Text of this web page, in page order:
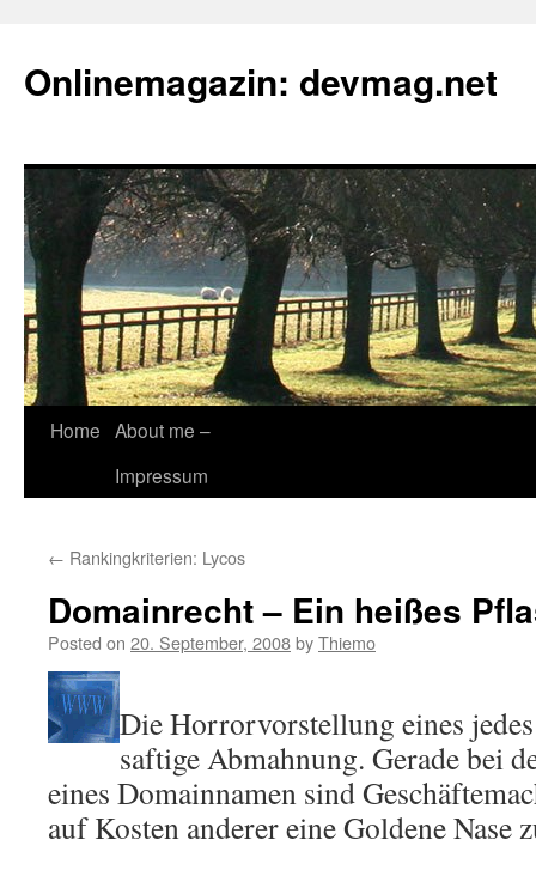
Onlinemagazin: devmag.net
Skip
Home About me –
Impressum
← Rankingkriterien: Lycos
Domainrecht – Ein heißes
Posted on 20. September, 2008byThiemo
Die Horrorvorstellung eines
saftige Abmahnung. Gerade bei
eines Domainnamen sind
auf Kosten anderer eine Goldene Nase